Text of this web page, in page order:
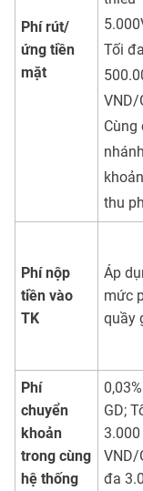
Phí rút/
ứng tiền
mặt
Tối đa
VND/
Cùng
thu
Phí nộp
tiền vào
TK
Áp
mức
quầy
Phí
chuyển
khoản
trong cùng
hệ thống
GD;
3.000
VND/
đa